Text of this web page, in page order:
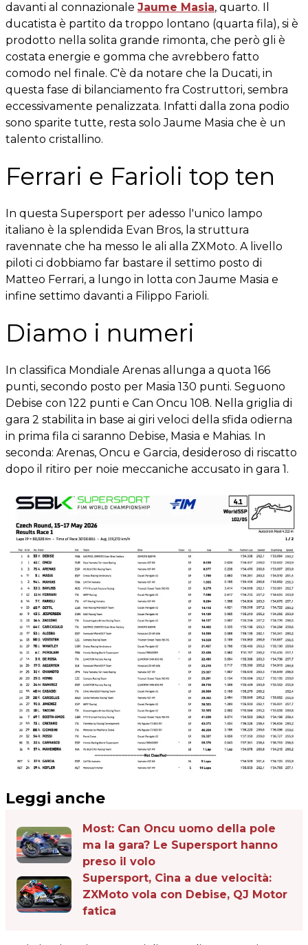
davanti al connazionale Jaume Masia, quarto. Il
ducatista è partito da troppo lontano (quarta fila), si è
prodotto nella solita grande rimonta, che però gli è
costata energie e gomma che avrebbero fatto
comodo nel finale. C'è da notare che la Ducati, in
questa fase di bilanciamento fra Costruttori, sembra
eccessivamente penalizzata. Infatti dalla zona podio
sono sparite tutte, resta solo Jaume Masia che è un
talento cristallino.
Ferrari e Farioli top ten
In questa Supersport per adesso l'unico lampo
italiano è la splendida Evan Bros, la struttura
ravennate che ha messo le ali alla ZXMoto. A livello
piloti ci dobbiamo far bastare il settimo posto di
Matteo Ferrari, a lungo in lotta con Jaume Masia e
infine settimo davanti a Filippo Farioli.
Diamo i numeri
In classifica Mondiale Arenas allunga a quota 166
punti, secondo posto per Masia 130 punti. Seguono
Debise con 122 punti e Can Oncu 108. Nella griglia di
gara 2 stabilita in base ai giri veloci della sfida odierna
in prima fila ci saranno Debise, Masia e Mahias. In
seconda: Arenas, Oncu e Garcia, desideroso di riscatto
dopo il ritiro per noie meccaniche accusato in gara 1.
Leggi anche
Most: Can Oncu uomo della pole
ma la gara? Le Supersport hanno
preso il volo
Supersport, Cina a due velocità:
ZXMoto vola con Debise, QJ Motor
fatica